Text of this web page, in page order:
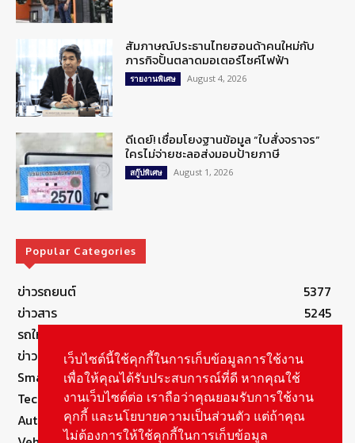
สัมภาษณ์ประธานไทยฮอนด้าคนใหม่กับ
ภารกิจปั้นตลาดมอเตอร์ไซค์ไฟฟ้า
รายงานพิเศษ August 4, 2026
ดีเดย์! เชื่อมโยงฐานข้อมูล “ใบสั่งจราจร”
ใครไม่จ่ายชะลอส่งมอบป้ายภาษี
สกู๊ปพิเศษ August 1, 2026
Popular Categories
ข่าวรถยนต์
5377
ข่าวสาร
5245
รถใหม่
ข่าวประชาสัมพันธ์
Smart Life
Technology
Autolife Lifestyle
เว็บไซต์นี้ใช้คุกกี้ในการเก็บข้อมูลการใช้งาน
เพื่อให้คุณได้รับประสบการณ์ที่ดี หากคุณใช้
งานเว็บไซต์ต่อ เราถือว่าคุณยอมรับการใช้งาน
คุกกี้ และนโยบายความเป็นส่วนตัว แต่ถ้าคุณ
ไม่ต้องการให้ใช้คุกกี้ในการเก็บข้อมูล